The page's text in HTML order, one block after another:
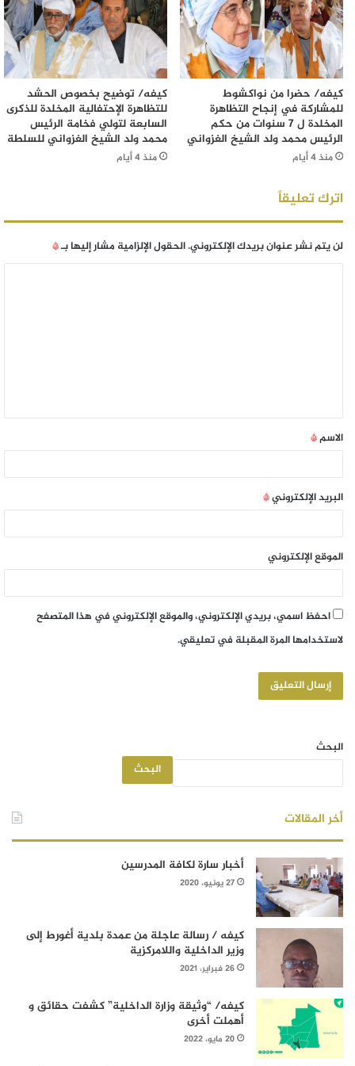
كيفه/ حضرا من نواكشوط
للمشاركة في إنجاح التظاهرة
المخلدة ل 7 سنوات من حكم
الرئيس محمد ولد الشيخ الغزواني
منذ 4 أيام
كيفه/ توضيح بخصوص الحشد
للتظاهرة الإحتفالية المخلدة للذكرى
السابعة لتولي فخامة الرئيس
محمد ولد الشيخ الغزواني للسلطة
منذ 4 أيام
اترك تعليقاً
لن يتم نشر عنوان بريدك الإلكتروني.الحقول الإلزامية مشار إليها بـ*
الاسم*
البريد الإلكتروني*
الموقع الإلكتروني
احفظ اسمي، بريدي الإلكتروني، والموقع الإلكتروني في هذا المتصفح
لاستخدامها المرة المقبلة في تعليقي.
البحث
البحث
أخر المقالات
أخبار سارة لكافة المدرسين
27 يونيو، 2020
كيفه / رسالة عاجلة من عمدة بلدية أغورط إلى
وزير الداخلية واللامركزية
26 فبراير، 2021
كيفه/ “وثيقة وزارة الداخلية” كشفت حقائق و
أهملت أخرى
20 مايو، 2022